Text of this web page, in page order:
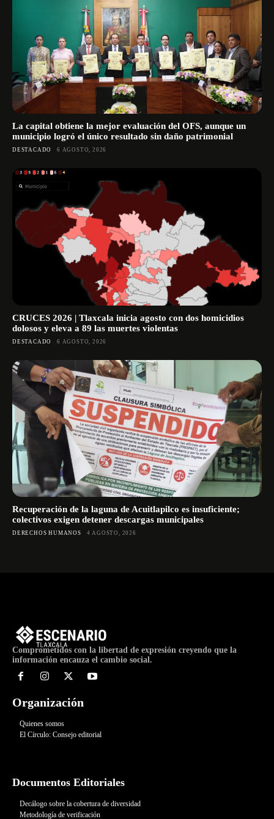
La capital obtiene la mejor evaluación del OFS, aunque un
municipio logró el único resultado sin daño patrimonial
DESTACADO 6 AGOSTO, 2026
CRUCES 2026 | Tlaxcala inicia agosto con dos homicidios
dolosos y eleva a 89 las muertes violentas
DESTACADO 6 AGOSTO, 2026
Recuperación de la laguna de Acuitlapilco es insuficiente;
colectivos exigen detener descargas municipales
DERECHOS HUMANOS 4 AGOSTO, 2026
Comprometidos con la libertad de expresión creyendo que la
información encauza el cambio social.
Organización
Quienes somos
El Círculo: Consejo editorial
Documentos Editoriales
Decálogo sobre la cobertura de diversidad
Metodología de verificación